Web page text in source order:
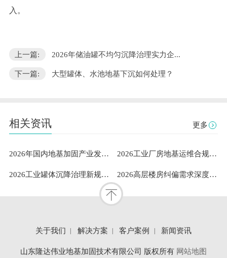
入。
上一篇: 2026年储油罐不均匀沉降治理实力企...
下一篇: 大型罐体、水池地基下沉如何处理？
相关资讯 更多
2026年国内地基加固产业发展洞察：既有建筑安全与工业需求下山东隆达伟业地基加固技术有限公司成熟案例与服务能力解析 2026工业厂房地基运维合规指南：专业地坪修复服务商的稳定性测评与选型参考
2026工业罐体沉降治理新规范：标准化扶正流程与专业服务体系深度解析 2026高层楼房纠偏需求深度解析：聚焦山东隆达伟业地基加固技术有限公司专业服务能力解读
关于我们 解决方案 客户案例 新闻资讯
山东隆达伟业地基加固技术有限公司 版权所有 网站地图